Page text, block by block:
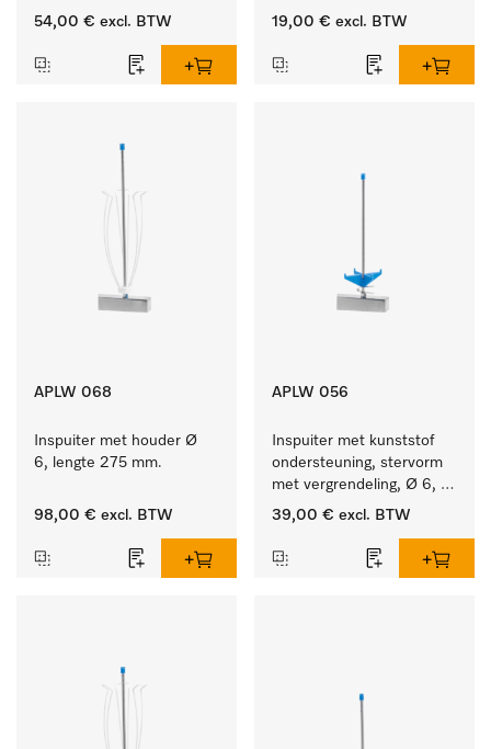
ster, Ø 6, lengte 175 mm.
54,00 € excl. BTW 19,00 € excl. BTW
APLW 068
Inspuiter met houder Ø
6, lengte 275 mm.
98,00 € excl. BTW
APLW 056
Inspuiter met kunststof
ondersteuning, stervorm
met vergrendeling, Ø 6,
lengte 225 mm.
39,00 € excl. BTW